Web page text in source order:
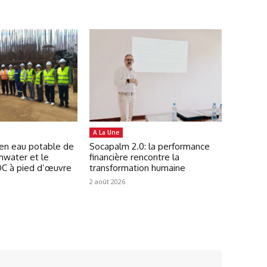
eau potable de
et le
à pied d’œuvre
A La Une
Socapalm 2.0: la performance
financière rencontre la
transformation humaine
2 août 2026